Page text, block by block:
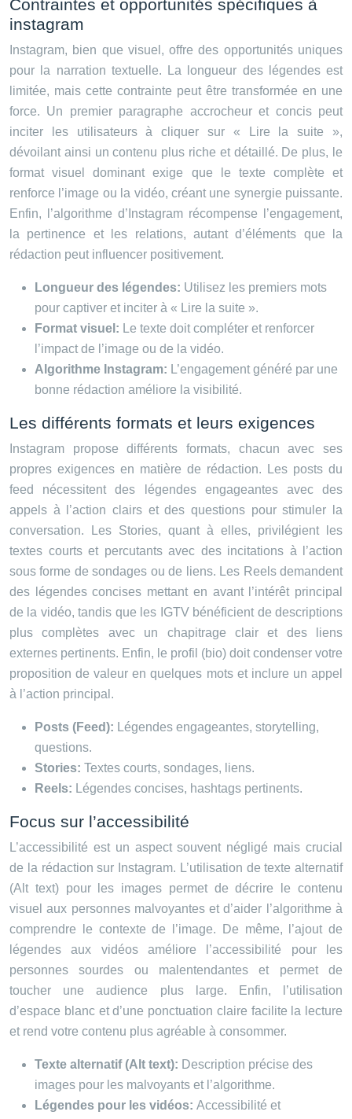
Contraintes et opportunités spécifiques à
instagram
Instagram, bien que visuel, offre des opportunités uniques
pour la narration textuelle. La longueur des légendes est
limitée, mais cette contrainte peut être transformée en une
force. Un premier paragraphe accrocheur et concis peut
inciter les utilisateurs à cliquer sur « Lire la suite »,
dévoilant ainsi un contenu plus riche et détaillé. De plus, le
format visuel dominant exige que le texte complète et
renforce l’image ou la vidéo, créant une synergie puissante.
Enfin, l’algorithme d’Instagram récompense l’engagement,
la pertinence et les relations, autant d’éléments que la
rédaction peut influencer positivement.
Longueur des légendes: Utilisez les premiers mots
pour captiver et inciter à « Lire la suite ».
Format visuel: Le texte doit compléter et renforcer
l’impact de l’image ou de la vidéo.
Algorithme Instagram: L’engagement généré par une
bonne rédaction améliore la visibilité.
Les différents formats et leurs exigences
Instagram propose différents formats, chacun avec ses
propres exigences en matière de rédaction. Les posts du
feed nécessitent des légendes engageantes avec des
appels à l’action clairs et des questions pour stimuler la
conversation. Les Stories, quant à elles, privilégient les
textes courts et percutants avec des incitations à l’action
sous forme de sondages ou de liens. Les Reels demandent
des légendes concises mettant en avant l’intérêt principal
de la vidéo, tandis que les IGTV bénéficient de descriptions
plus complètes avec un chapitrage clair et des liens
externes pertinents. Enfin, le profil (bio) doit condenser votre
proposition de valeur en quelques mots et inclure un appel
à l’action principal.
Posts (Feed): Légendes engageantes, storytelling,
questions.
Stories: Textes courts, sondages, liens.
Reels: Légendes concises, hashtags pertinents.
Focus sur l’accessibilité
L’accessibilité est un aspect souvent négligé mais crucial
de la rédaction sur Instagram. L’utilisation de texte alternatif
(Alt text) pour les images permet de décrire le contenu
visuel aux personnes malvoyantes et d’aider l’algorithme à
comprendre le contexte de l’image. De même, l’ajout de
légendes aux vidéos améliore l’accessibilité pour les
personnes sourdes ou malentendantes et permet de
toucher une audience plus large. Enfin, l’utilisation
d’espace blanc et d’une ponctuation claire facilite la lecture
et rend votre contenu plus agréable à consommer.
Texte alternatif (Alt text): Description précise des
images pour les malvoyants et l’algorithme.
Légendes pour les vidéos: Accessibilité et